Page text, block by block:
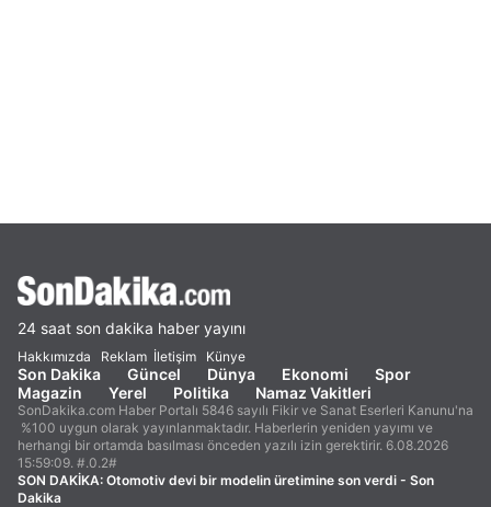
24 saat son dakika haber yayını
Hakkımızda Reklam İletişim Künye
Son Dakika Güncel Dünya Ekonomi
Spor
Magazin
Yerel Politika Namaz Vakitleri
SonDakika.com Haber Portalı 5846 sayılı Fikir ve Sanat Eserleri Kanunu'na
%100 uygun olarak yayınlanmaktadır. Haberlerin yeniden yayımı ve
herhangi bir ortamda basılması önceden yazılı izin gerektirir. 6.08.2026
15:59:09. #.0.2#
SON DAKİKA: Otomotiv devi bir modelin üretimine son verdi - Son
Dakika